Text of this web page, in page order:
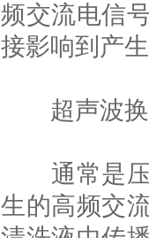
频交流电信
接影响到产
超声波换
通常是压
生的高频交